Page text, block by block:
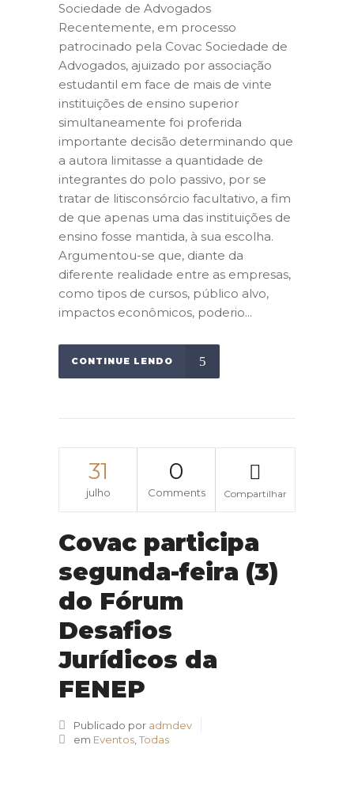
Sociedade de Advogados
Recentemente, em processo
patrocinado pela Covac Sociedade de
Advogados, ajuizado por associação
estudantil em face de mais de vinte
instituições de ensino superior
simultaneamente foi proferida
importante decisão determinando que
a autora limitasse a quantidade de
integrantes do polo passivo, por se
tratar de litisconsórcio facultativo, a fim
de que apenas uma das instituições de
ensino fosse mantida, à sua escolha.
Argumentou-se que, diante da
diferente realidade entre as empresas,
como tipos de cursos, público alvo,
impactos econômicos, poderio...
CONTINUE LENDO
31
julho
0
Comments Compartilhar
Covac participa
segunda-feira (3)
do Fórum
Desafios
Jurídicos da
FENEP
Publicado por admdev
em Eventos,Todas